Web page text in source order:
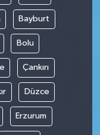
Bayburt
Bolu
Çankırı
Düzce
Erzurum